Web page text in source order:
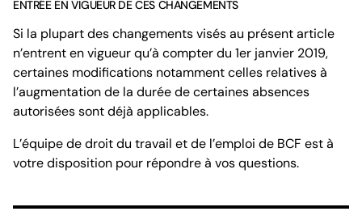
ENTRÉE EN VIGUEUR DE CES CHANGEMENTS
Si la plupart des changements visés au présent article
n’entrent en vigueur qu’à compter du 1er janvier 2019,
certaines modifications notamment celles relatives à
l’augmentation de la durée de certaines absences
autorisées sont déjà applicables.
L’équipe de droit du travail et de l’emploi de BCF est à
votre disposition pour répondre à vos questions.